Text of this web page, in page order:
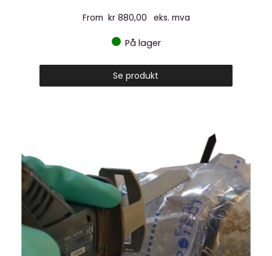
From kr880,00 eks. mva
På lager
Se produkt